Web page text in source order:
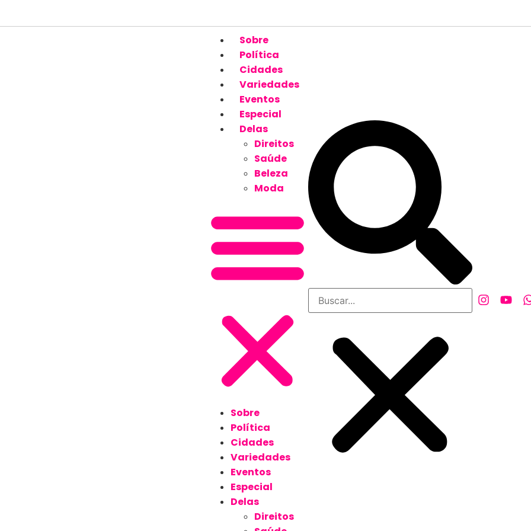
Sobre
Política
Cidades
Variedades
Eventos
Especial
Delas
Direitos
Saúde
Beleza
Moda
Sobre
Política
Cidades
Variedades
Eventos
Especial
Delas
Direitos